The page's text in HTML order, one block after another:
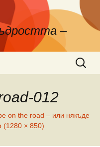
–
за:
012
on the road – или някъде
(1280 × 850)